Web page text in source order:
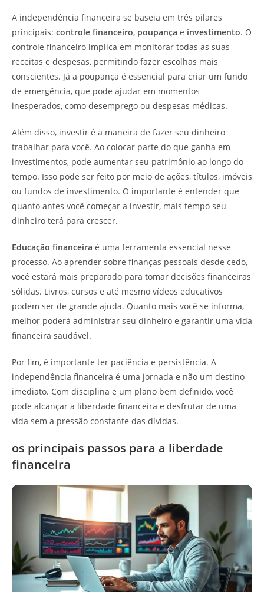
A independência financeira se baseia em três pilares
principais: controle financeiro, poupança e investimento. O
controle financeiro implica em monitorar todas as suas
receitas e despesas, permitindo fazer escolhas mais
conscientes. Já a poupança é essencial para criar um fundo
de emergência, que pode ajudar em momentos
inesperados, como desemprego ou despesas médicas.
Além disso, investir é a maneira de fazer seu dinheiro
trabalhar para você. Ao colocar parte do que ganha em
investimentos, pode aumentar seu patrimônio ao longo do
tempo. Isso pode ser feito por meio de ações, títulos, imóveis
ou fundos de investimento. O importante é entender que
quanto antes você começar a investir, mais tempo seu
dinheiro terá para crescer.
Educação financeira é uma ferramenta essencial nesse
processo. Ao aprender sobre finanças pessoais desde cedo,
você estará mais preparado para tomar decisões financeiras
sólidas. Livros, cursos e até mesmo vídeos educativos
podem ser de grande ajuda. Quanto mais você se informa,
melhor poderá administrar seu dinheiro e garantir uma vida
financeira saudável.
Por fim, é importante ter paciência e persistência. A
independência financeira é uma jornada e não um destino
imediato. Com disciplina e um plano bem definido, você
pode alcançar a liberdade financeira e desfrutar de uma
vida sem a pressão constante das dívidas.
os principais passos para a liberdade
financeira